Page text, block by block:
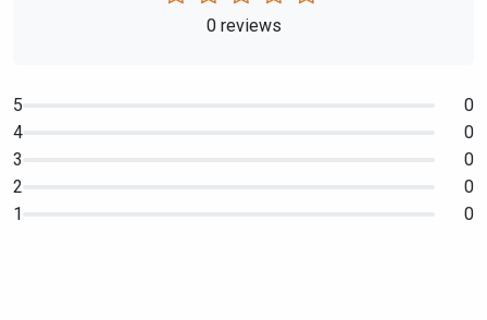
0 reviews
5
0
4
0
3
0
2
0
1
0